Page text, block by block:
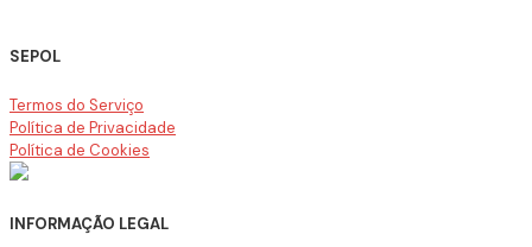
SEPOL
Termos do Serviço
Política de Privacidade
Política de Cookies
INFORMAÇÃO LEGAL